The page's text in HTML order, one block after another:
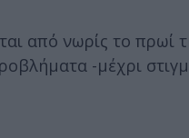
από νωρίς το πρωί
-μέχρι